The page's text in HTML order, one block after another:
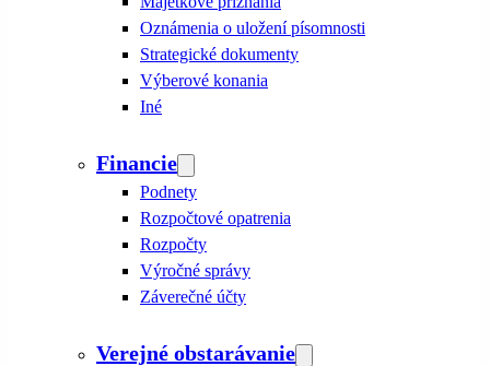
Oznámenia o uložení písomnosti
Strategické dokumenty
Výberové konania
Iné
Financie
Podnety
Rozpočtové opatrenia
Rozpočty
Výročné správy
Záverečné účty
Verejné obstarávanie